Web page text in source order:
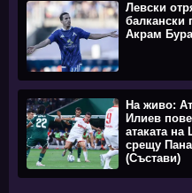
Левски
балкански
Акрам
На живо:
Илиев
атаката на
срещу
(Състави)